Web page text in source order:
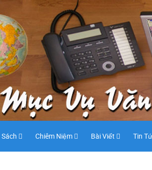
Sách Chiêm Niệm Bài Viết Tin